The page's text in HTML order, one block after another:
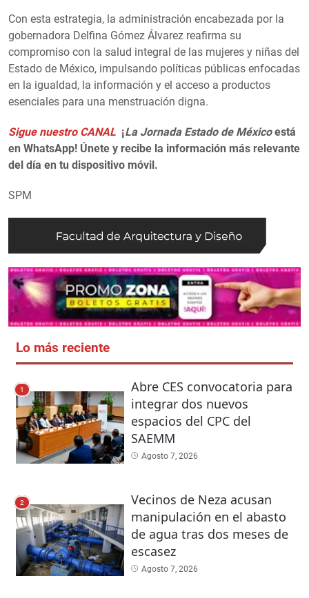
Con esta estrategia, la administración encabezada por la
gobernadora Delfina Gómez Álvarez reafirma su
compromiso con la salud integral de las mujeres y niñas del
Estado de México, impulsando políticas públicas enfocadas
en la igualdad, la información y el acceso a productos
esenciales para una menstruación digna.
Sigue nuestro CANAL ¡La Jornada Estado de Méxicoestá
en WhatsApp! Únete y recibe la información más relevante
del día en tu dispositivo móvil.
SPM
Lo más reciente
1
Abre CES convocatoria para
integrar dos nuevos
espacios del CPC del
SAEMM
Agosto 7, 2026
2
Vecinos de Neza acusan
manipulación en el abasto
de agua tras dos meses de
escasez
Agosto 7, 2026